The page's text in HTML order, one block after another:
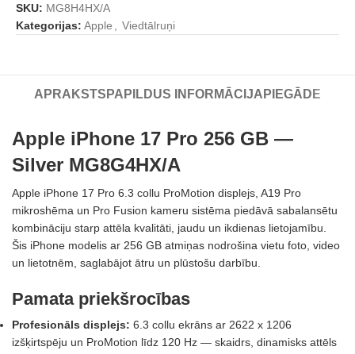
SKU: MG8H4HX/A
Kategorijas: Apple Viedtālruņi
APRAKSTS PAPILDUS INFORMĀCIJA PIEGĀDE
Apple iPhone 17 Pro 256 GB —
Silver MG8G4HX/A
Apple iPhone 17 Pro 6.3 collu ProMotion displejs, A19 Pro
mikroshēma un Pro Fusion kameru sistēma piedāvā sabalansētu
kombināciju starp attēla kvalitāti, jaudu un ikdienas lietojamību.
Šis iPhone modelis ar 256 GB atmiņas nodrošina vietu foto, video
un lietotnēm, saglabājot ātru un plūstošu darbību.
Pamata priekšrocības
Profesionāls displejs: 6.3 collu ekrāns ar 2622 x 1206
izšķirtspēju un ProMotion līdz 120 Hz — skaidrs, dinamisks attēls